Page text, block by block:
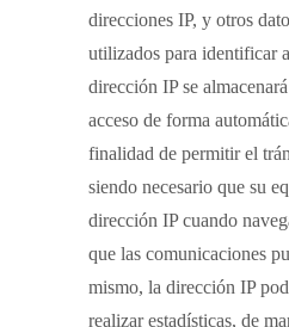
direcciones IP, y otros
utilizados para identificar
dirección IP se
acceso de forma
finalidad de permitir el
siendo necesario que su
dirección IP cuando
que las comunicaciones
mismo, la dirección IP
realizar estadísticas, de